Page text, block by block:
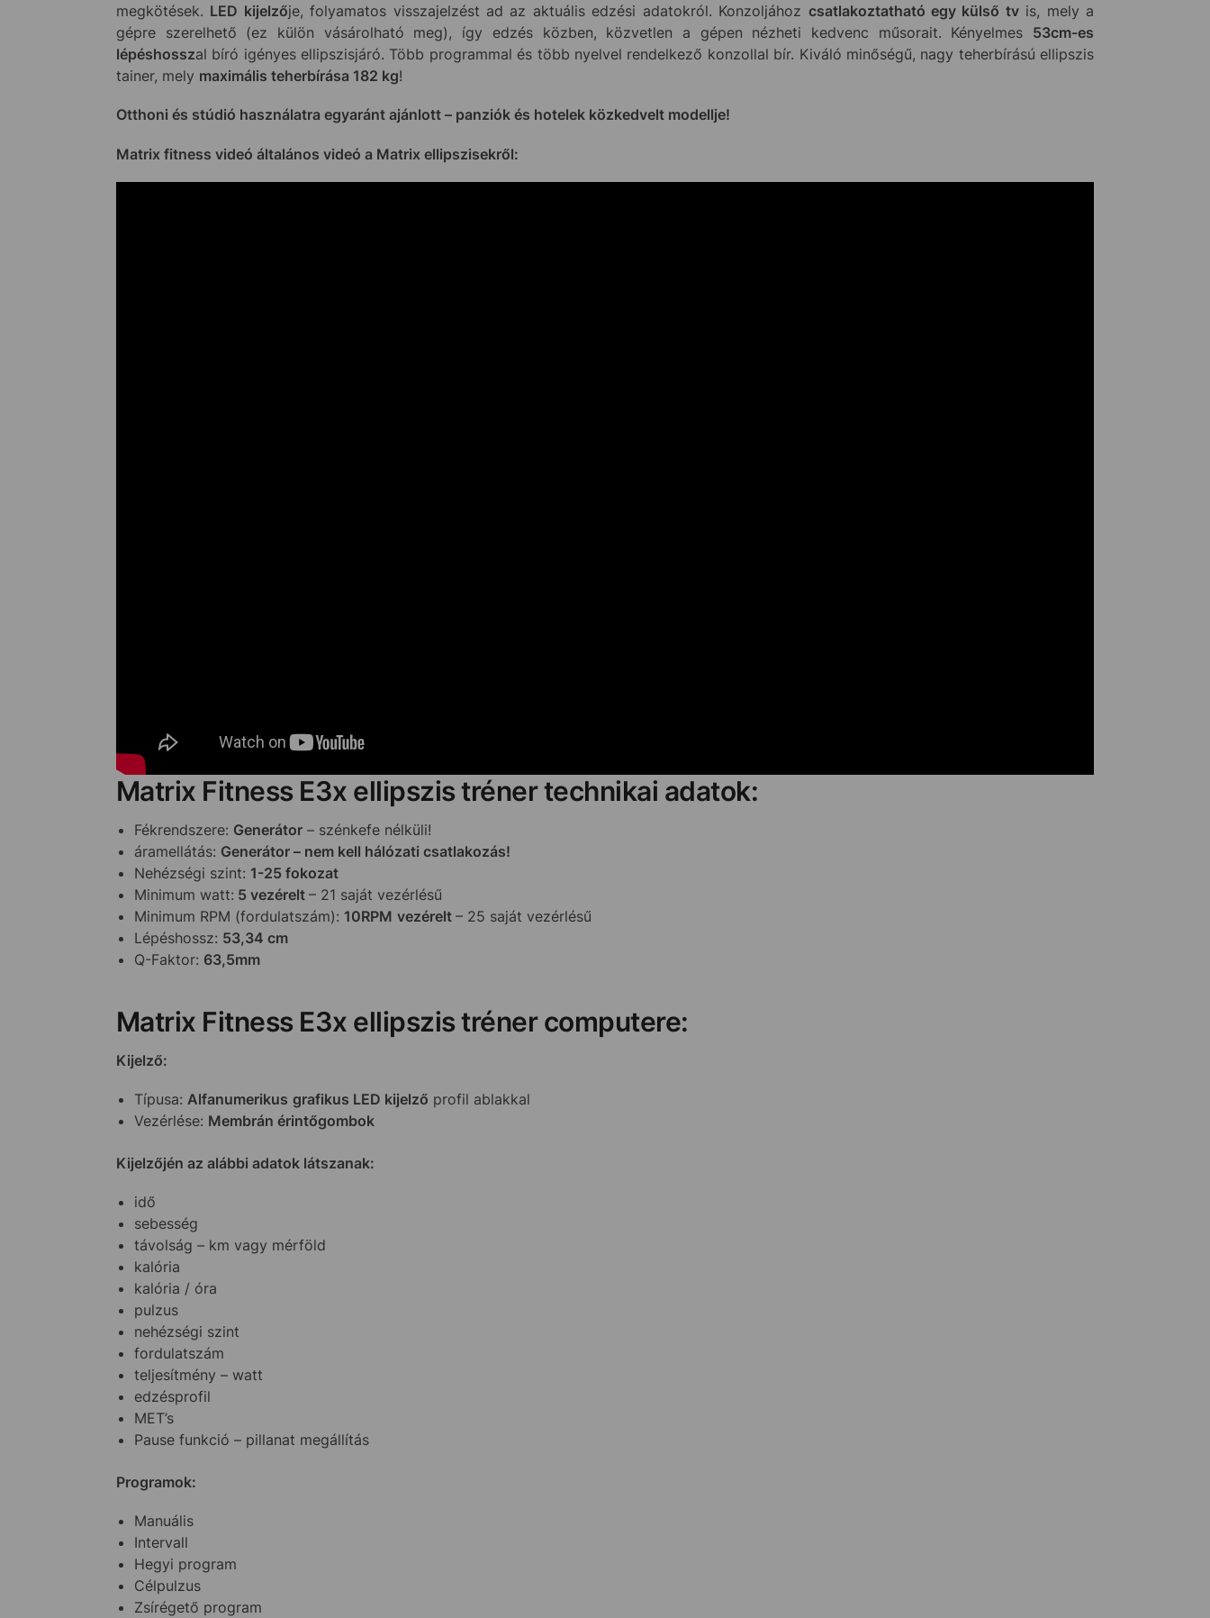
megkötések. LED kijelzője, folyamatos visszajelzést ad az aktuális edzési adatokról. Konzoljához csatlakoztatható egy külső tvis, mely a
gépre szerelhető (ez külön vásárolható meg), így edzés közben, közvetlen a gépen nézheti kedvenc műsorait. Kényelmes 53cm-es
lépéshosszal bíró igényes ellipszisjáró. Több programmal és több nyelvel rendelkező konzollal bír. Kiváló minőségű, nagy teherbírású ellipszis
tainer, mely maximális teherbírása 182 kg!
Otthoni és stúdió használatra egyaránt ajánlott – panziók és hotelek közkedvelt modellje!
Matrix fitness videó általános videó a Matrix ellipszisekről:
Matrix Fitness E3x ellipszis tréner technikai adatok:
Fékrendszere: Generátor– szénkefe nélküli!
áramellátás: Generátor – nem kell hálózati csatlakozás!
Nehézségi szint: 1-25 fokozat
Minimum watt: 5 vezérelt – 21 saját vezérlésű
Minimum RPM (fordulatszám): 10RPM vezérelt – 25 saját vezérlésű
Lépéshossz: 53,34 cm
Q-Faktor: 63,5mm
Matrix Fitness E3x ellipszis tréner computere:
Kijelző:
Típusa: Alfanumerikus grafikus LED kijelző profil ablakkal
Vezérlése: Membrán érintőgombok
Kijelzőjén az alábbi adatok látszanak:
idő
sebesség
távolság – km vagy mérföld
kalória
kalória / óra
pulzus
nehézségi szint
fordulatszám
teljesítmény – watt
edzésprofil
MET’s
Pause funkció – pillanat megállítás
Programok:
Manuális
Intervall
Hegyi program
Célpulzus
Zsírégető program